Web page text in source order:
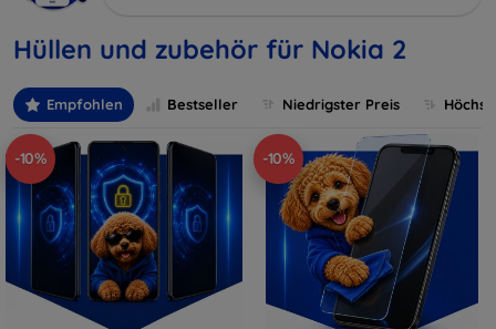
Hüllen und zubehör für Nokia 2
Empfohlen Bestseller Niedrigster Preis
-10% -10%